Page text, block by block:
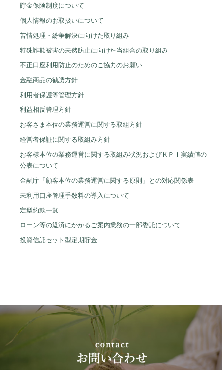
ただし、上記保証委託先への同意は、当該保証
委託先に申込を行う場合に限るものとします。
〔上記農業協同組合および株式会社オリエント
コーポレーションにかかる個人情報の収集・保
有・利用・提供に関する同意条項〕
第1条 個人情報の収集・保
有・利用
よび本契約以外の契約に係る上記農業協同組合
（以下「組合」という）および株式会社オリエ
う）との取引に関連する全ての与信判断ならび
に与信後の管理（代位弁済後の求償権、裁判・
調停等により確定した権利、完済等により消滅
した権利、およびこれら権利に付随したいっさ
いの権利等に対する管理を含む）のため、以下
ることに同意します。
①属性情報
本契約書（申込書を含む。以下同じ）に記載
した氏名、性別、年齢、続柄、生年月日、住
所、電話番号、職業、勤務先、家族構成、住
貯金保険制度について
個人情報のお取扱いについて
苦情処理・紛争解決に向けた取り組み
特殊詐欺被害の未然防止に向けた当組合の取り組み
不正口座利用防止のためのご協力のお願い
金融商品の勧誘方針
利用者保護等管理方針
利益相反管理方針
お客さま本位の業務運営に関する取組方針
経営者保証に関する取組み方針
お客様本位の業務運営に関する取組み状況およびＫＰＩ実績値の
公表について
金融庁「顧客本位の業務運営に関する原則」との対応関係表
未利用口座管理手数料の導入について
定型約款一覧
ローン等の返済にかかるご案内業務の一部委託について
投資信託セット型定期貯金